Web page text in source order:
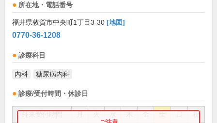
所在地・電話番号
福井県敦賀市中央町1丁目3-30 [地図]
0770-36-1208
診療科目
内科 糖尿病内科
診療/受付時間・休診日
祝